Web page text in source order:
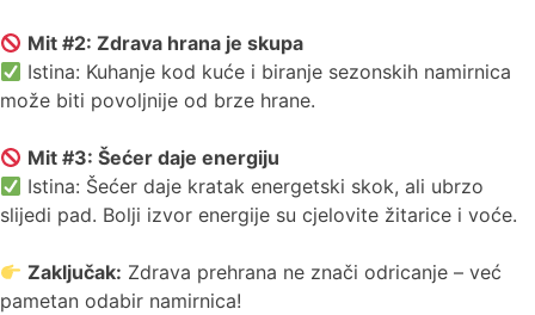
Mit #2: Zdrava hrana je skupa
Istina: Kuhanje kod kuće i biranje sezonskih namirnica
može biti povoljnije od brze hrane.
Mit #3: Šećer daje energiju
Istina: Šećer daje kratak energetski skok, ali ubrzo
slijedi pad. Bolji izvor energije su cjelovite žitarice i voće.
Zaključak: Zdrava prehrana ne znači odricanje – već
pametan odabir namirnica!